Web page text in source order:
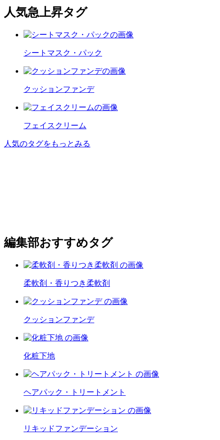
人気急上昇タグ
シートマスク・パック
クッションファンデ
フェイスクリーム
人気のタグをもっとみる
編集部おすすめタグ
柔軟剤・香りつき柔軟剤
クッションファンデ
化粧下地
ヘアパック・トリートメント
リキッドファンデーション